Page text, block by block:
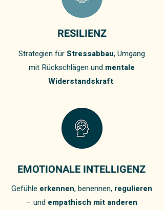
RESILIENZ
Strategien fürStressabbau, Umgang
mit Rückschlägen und mentale
Widerstandskraft.
EMOTIONALE INTELLIGENZ
Gefühle erkennen, benennen, regulieren
– und empathisch mit anderen